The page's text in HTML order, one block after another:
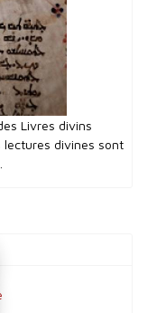
Livres divins
lectures divines sont